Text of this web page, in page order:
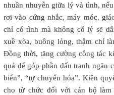
nhuần nhuyễn giữa lý và tình,
rơi vào cứng nhắc, máy móc,
chỉ có tình mà không có lý sẽ
xuề xòa, buông lỏng, thậm chí
Đồng thời, tăng cường công tác
quả để góp phần đấu tranh ngăn
biến”, “tự chuyển hóa”. Kiên
cho từ chức đối với cán bộ làm